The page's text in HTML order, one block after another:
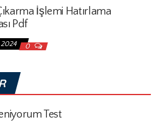
İşlemi Hatırlama
Pdf
2024 0
Test